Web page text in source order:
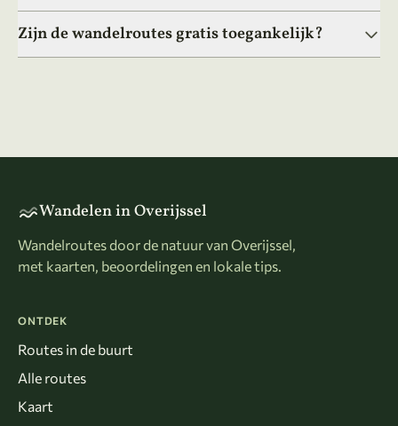
Zijn de wandelroutes gratis toegankelijk?
Wandelen in Overijssel
Wandelroutes door de natuur van Overijssel,
met kaarten, beoordelingen en lokale tips.
ONTDEK
Routes in de buurt
Alle routes
Kaart